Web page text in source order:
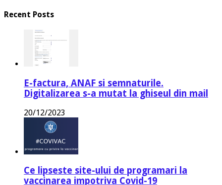
Recent Posts
E-factura, ANAF si semnaturile.
Digitalizarea s-a mutat la ghiseul din mail
20/12/2023
Ce lipseste site-ului de programari la
vaccinarea impotriva Covid-19